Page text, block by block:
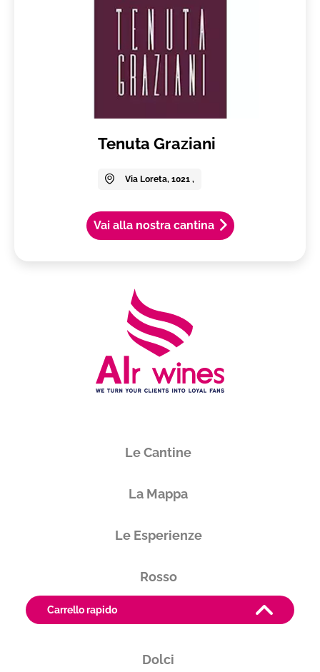
Carrello rapido
Tenuta Graziani
Via Loreta, 1021 ,
Vai alla nostra cantina
Le Cantine
La Mappa
Le Esperienze
Rosso
Dolci